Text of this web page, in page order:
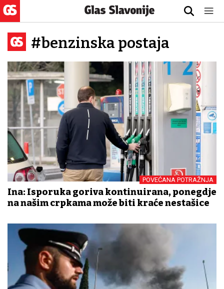
#benzinska postaja
POVEĆANA POTRAŽNJA
Ina: Isporuka goriva kontinuirana, ponegdje
na našim crpkama može biti kraće nestašice